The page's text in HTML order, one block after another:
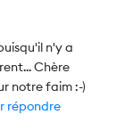
n'y a
Chère
notre faim :-)
répondre